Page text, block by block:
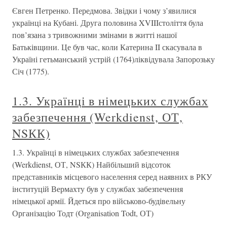
Євген Петренко. Передмова. Звідки і чому з’явилися
українці на Кубані. Друга половина XVIIIстоліття була
пов’язана з тривожними змінами в житті нашої
Батьківщини. Це був час, коли Катерина II скасувала в
Україні гетьманський устрій (1764)ліквідувала Запорозьку
Січ (1775).
1.3. Українці в німецьких службах
забезпечення (Werkdienst, ОТ,
NSКК)
1.3. Українці в німецьких службах забезпечення
(Werkdienst, ОТ, NSКК) Найбільший відсоток
представників місцевого населення серед наявних в РКУ
інституцій Вермахту був у службах забезпечення
німецької армії. Йдеться про військово-будівельну
Організацію Тодт (Organisation Todt, ОТ)